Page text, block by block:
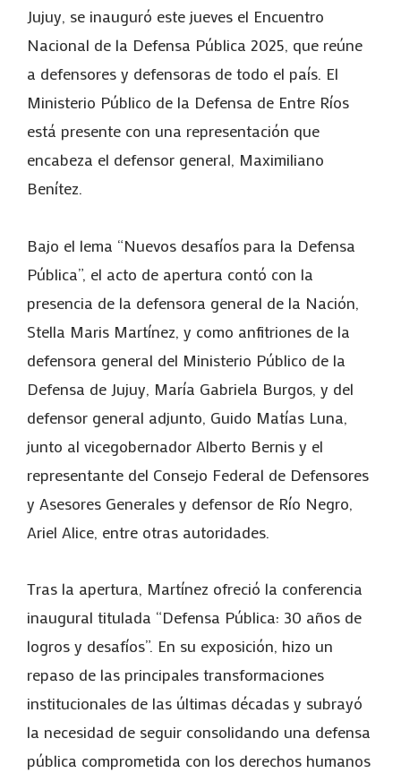
Jujuy, se inauguró este jueves el Encuentro
Nacional de la Defensa Pública 2025, que reúne
a defensores y defensoras de todo el país. El
Ministerio Público de la Defensa de Entre Ríos
está presente con una representación que
encabeza el defensor general, Maximiliano
Benítez.
Bajo el lema “Nuevos desafíos para la Defensa
Pública”, el acto de apertura contó con la
presencia de la defensora general de la Nación,
Stella Maris Martínez, y como anfitriones de la
defensora general del Ministerio Público de la
Defensa de Jujuy, María Gabriela Burgos, y del
defensor general adjunto, Guido Matías Luna,
junto al vicegobernador Alberto Bernis y el
representante del Consejo Federal de Defensores
y Asesores Generales y defensor de Río Negro,
Ariel Alice, entre otras autoridades.
Tras la apertura, Martínez ofreció la conferencia
inaugural titulada “Defensa Pública: 30 años de
logros y desafíos”. En su exposición, hizo un
repaso de las principales transformaciones
institucionales de las últimas décadas y subrayó
la necesidad de seguir consolidando una defensa
pública comprometida con los derechos humanos